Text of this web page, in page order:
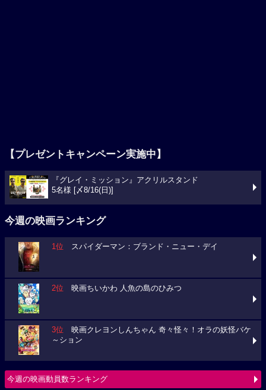
【プレゼントキャンペーン実施中】
『グレイ・ミッション』アクリルスタンド
5名様 [〆8/16(日)]
今週の映画ランキング
1位 スパイダーマン：ブランド・ニュー・デイ
2位 映画ちいかわ 人魚の島のひみつ
3位 映画クレヨンしんちゃん 奇々怪々！オラの妖怪バケ
～ション
今週の映画動員数ランキング